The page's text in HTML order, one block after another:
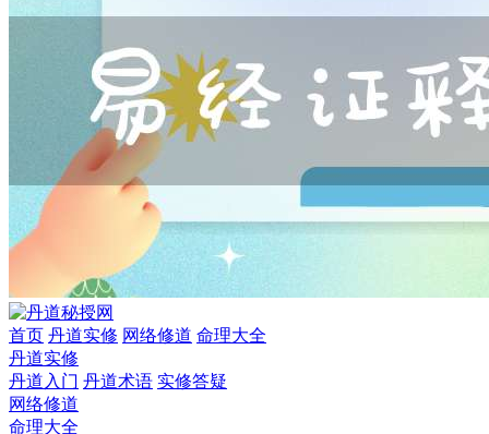
首页 丹道实修 网络修道 命理大全
丹道实修
丹道入门 丹道术语 实修答疑
网络修道
命理大全